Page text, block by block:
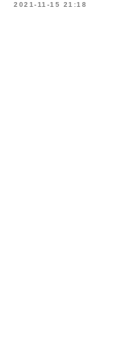
2021-11-15 21:18